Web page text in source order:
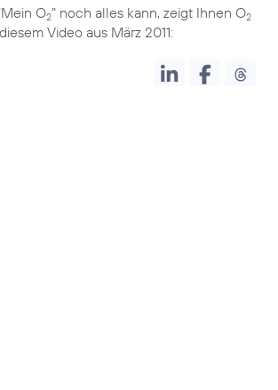
O2" noch alles kann, zeigt Ihnen O2
Video aus März 2011: